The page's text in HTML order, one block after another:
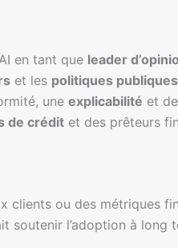
en tant que leader
et les politiques publiques
une explicabilité et
de crédit et des prêteurs
clients ou des métriques
soutenir l’adoption à long